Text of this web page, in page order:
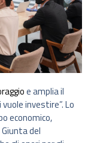
e amplia il
investire”. Lo
economico,
del